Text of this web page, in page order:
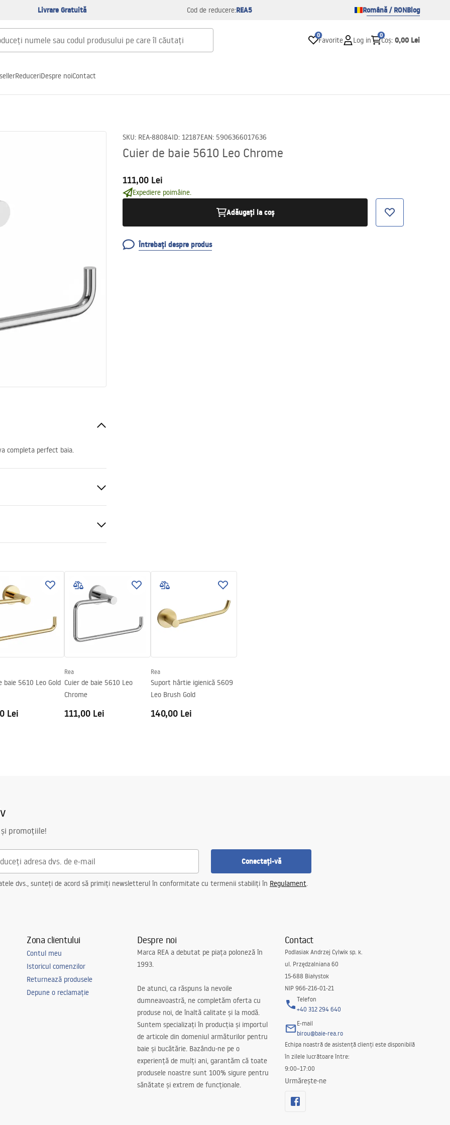
Livrare Gratuită Cod de reducere:REA5 Română / RONBlog
0
Favorite Log in
0
Coș: 0,00 Lei
ReduceriDespre noiContact
SKU: REA-88084ID: 12187EAN: 5906366017636
Cuier de baie 5610 Leo Chrome
111,00 Lei
Expediere poimâine.
Adăugați la coș
Întrebați despre produs
completa perfect baia.
baie 5610 Leo Gold
Lei
Rea
Cuier de baie 5610 Leo
Chrome
111,00 Lei
Rea
Suport hârtie igienică 5609
Leo Brush Gold
140,00 Lei
promoțiile!
Conectați-vă
dvs., sunteți de acord să primiți newsletterul în conformitate cu termenii stabiliți în Regulament.
Zona clientului
Contul meu
Istoricul comenzilor
Returnează produsele
Depune o reclamație
Despre noi
Marca REA a debutat pe piața poloneză în
1993.
De atunci, ca răspuns la nevoile
dumneavoastră, ne completăm oferta cu
produse noi, de înaltă calitate și la modă.
Suntem specializați în producția și importul
de articole din domeniul armăturilor pentru
baie și bucătărie. Bazându-ne pe o
experiență de mulți ani, garantăm că toate
produsele noastre sunt 100% sigure pentru
sănătate și extrem de funcționale.
Contact
Podlasiak Andrzej Cylwik sp. k.
ul. Przędzalniana 60
15-688 Białystok
NIP 966-216-01-21
Telefon
+40 312 294 640
E-mail
birou@baie-rea.ro
Echipa noastră de asistență clienți este disponibilă
în zilele lucrătoare între:
9:00–17:00
Urmărește-ne